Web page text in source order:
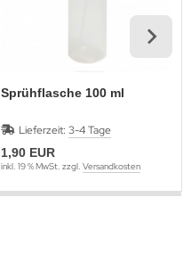
Sprühflasche 100 ml
Lieferzeit: 3-4 Tage
1,90 EUR
inkl. 19 % MwSt. zzgl. Versandkosten